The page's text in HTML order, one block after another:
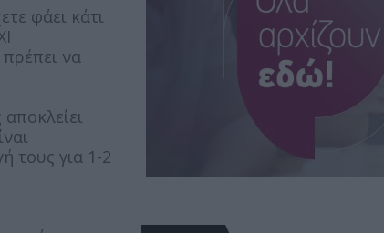
φάει κάτι
να
τους για 1-2